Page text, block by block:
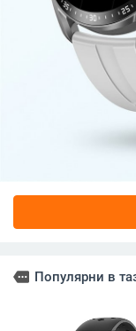
more Популярни в